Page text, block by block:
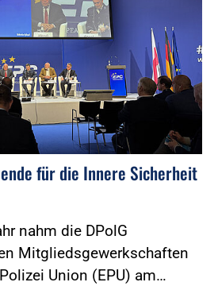
für die Innere Sicherheit
nahm die DPolG
Mitgliedsgewerkschaften
Union (EPU) am…